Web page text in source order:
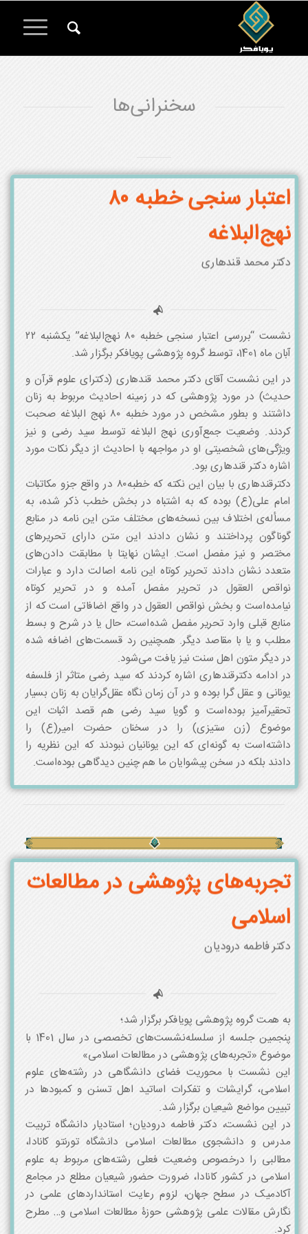
سخنرانی‌ها
اعتبار سنجی خطبه ۸۰
نهج‌البلاغه
دکتر محمد قندهاری
نشست “بررسی اعتبار سنجی خطبه ۸۰ نهج‌البلاغه” یکشنبه ۲۲
آبان ماه 1401، توسط گروه پژوهشی پویافکر برگزار شد.
در این نشست آقای دکتر محمد قندهاری (دکترای علوم قرآن و
حدیث) در مورد پژوهشی که در زمینه احادیث مربوط به زنان
داشتند و بطور مشخص در مورد خطبه ۸۰ نهج البلاغه صحبت
کردند. وضعیت جمع‌آوری نهج البلاغه توسط سید رضی و نیز
ویژگی‌های شخصیتی او در مواجهه با احادیث از دیگر نکات مورد
اشاره دکتر قندهاری بود.
دکترقندهاری با بیان این نکته که خطبه۸۰ در واقع جزو مکاتبات
امام علی(ع) بوده که به اشتباه در بخش خطب ذکر شده، به
مسأله‌ی اختلاف بین نسخه‌های مختلف متن این نامه در منابع
گوناگون پرداختند و نشان دادند این متن دارای تحریرهای
مختصر و نیز مفصل است. ایشان نهایتا با مطابقت دادن‌های
متعدد نشان دادند تحریر کوتاه این نامه اصالت دارد و عبارات
نواقص العقول در تحریر مفصل آمده و در تحریر کوتاه
نیامده‌است و بخش نواقص العقول در واقع اضافاتی است که از
منابع قبلی وارد تحریر مفصل شده‌است، حال یا در شرح و بسط
مطلب و یا با مقاصد دیگر. همچنین رد قسمت‌های اضافه شده
در دیگر متون اهل سنت نیز یافت می‌شود.
در ادامه دکترقندهاری اشاره کردند که سید رضی متاثر از فلسفه
یونانی و عقل گرا بوده و در آن زمان نگاه عقل‌گرایان به زنان بسیار
تحقیرآمیز بوده‌است و گویا سید رضی هم قصد اثبات این
موضوع (زن ستیزی) را در سخنان حضرت امیر(ع) را
داشته‌است به گونه‌ای که این یونانیان نبودند که این نظریه را
دادند بلکه در سخن پیشوایان ما هم چنین دیدگاهی بوده‌است.
تجربه‌های پژوهشی در مطالعات
اسلامی
دکتر فاطمه درودیان
به همت گروه پژوهشی پویافکر برگزار شد؛
پنجمین جلسه از سلسله‌نشست‌های تخصصی در سال 1401 با
موضوع «تجربه‌های پژوهشی در مطالعات اسلامی»
این نشست با محوریت فضای دانشگاهی در رشته‌های علوم
اسلامی، گرایشات و تفکرات اساتید اهل تسنن و کمبودها در
تبیین مواضع شیعیان برگزار شد.
در این نشست، دکتر فاطمه درودیان؛ استادیار دانشگاه تربیت
مدرس و دانشجوی مطالعات اسلامی دانشگاه تورنتو کانادا،
مطالبی را درخصوص وضعیت فعلی رشته‌های مربوط به علوم
اسلامی در کشور کانادا، ضرورت حضور شیعیان مطلع در مجامع
آکادمیک در سطح جهان، لزوم رعایت استانداردهای علمی در
نگارش مقالات علمی پژوهشی حوزۀ مطالعات اسلامی و… مطرح
کرد.